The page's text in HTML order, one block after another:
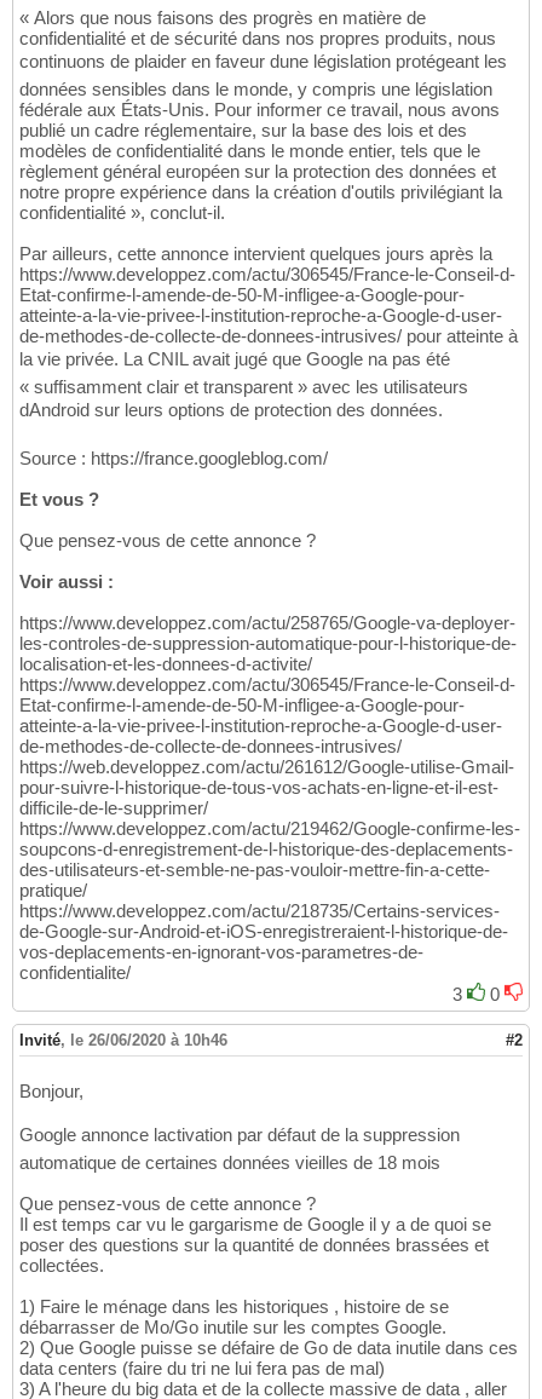
« Alors que nous faisons des progrès en matière de
confidentialité et de sécurité dans nos propres produits, nous
continuons de plaider en faveur dune législation protégeant les
données sensibles dans le monde, y compris une législation
fédérale aux États-Unis. Pour informer ce travail, nous avons
publié un cadre réglementaire, sur la base des lois et des
modèles de confidentialité dans le monde entier, tels que le
règlement général européen sur la protection des données et
notre propre expérience dans la création d'outils privilégiant la
confidentialité », conclut-il.
Par ailleurs, cette annonce intervient quelques jours après la
https://www.developpez.com/actu/306545/France-le-Conseil-d-
Etat-confirme-l-amende-de-50-M-infligee-a-Google-pour-
atteinte-a-la-vie-privee-l-institution-reproche-a-Google-d-user-
de-methodes-de-collecte-de-donnees-intrusives/ pour atteinte à
la vie privée. La CNIL avait jugé que Google na pas été
« suffisamment clair et transparent » avec les utilisateurs
dAndroid sur leurs options de protection des données.
Source : https://france.googleblog.com/
Et vous ?
Que pensez-vous de cette annonce ?
Voir aussi :
https://www.developpez.com/actu/258765/Google-va-deployer-
les-controles-de-suppression-automatique-pour-l-historique-de-
localisation-et-les-donnees-d-activite/
https://www.developpez.com/actu/306545/France-le-Conseil-d-
Etat-confirme-l-amende-de-50-M-infligee-a-Google-pour-
atteinte-a-la-vie-privee-l-institution-reproche-a-Google-d-user-
de-methodes-de-collecte-de-donnees-intrusives/
https://web.developpez.com/actu/261612/Google-utilise-Gmail-
pour-suivre-l-historique-de-tous-vos-achats-en-ligne-et-il-est-
difficile-de-le-supprimer/
https://www.developpez.com/actu/219462/Google-confirme-les-
soupcons-d-enregistrement-de-l-historique-des-deplacements-
des-utilisateurs-et-semble-ne-pas-vouloir-mettre-fin-a-cette-
pratique/
https://www.developpez.com/actu/218735/Certains-services-
de-Google-sur-Android-et-iOS-enregistreraient-l-historique-de-
vos-deplacements-en-ignorant-vos-parametres-de-
confidentialite/
3
0
Invité, le 26/06/2020 à 10h46 #2
Bonjour,
Google annonce lactivation par défaut de la suppression
automatique de certaines données vieilles de 18 mois
Que pensez-vous de cette annonce ?
Il est temps car vu le gargarisme de Google il y a de quoi se
poser des questions sur la quantité de données brassées et
collectées.
1) Faire le ménage dans les historiques , histoire de se
débarrasser de Mo/Go inutile sur les comptes Google.
2) Que Google puisse se défaire de Go de data inutile dans ces
data centers (faire du tri ne lui fera pas de mal)
3) A l'heure du big data et de la collecte massive de data , aller